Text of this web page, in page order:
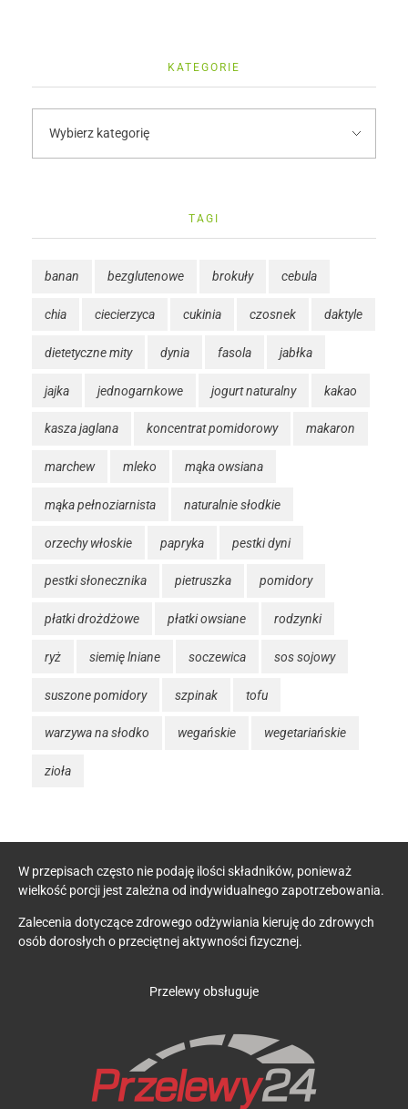
KATEGORIE
TAGI
banan bezglutenowe brokuły cebula
chia ciecierzyca cukinia czosnek daktyle
dietetyczne mity dynia fasola jabłka
jajka jednogarnkowe jogurt naturalny kakao
kasza jaglana koncentrat pomidorowy makaron
marchew mleko mąka owsiana
mąka pełnoziarnista naturalnie słodkie
orzechy włoskie papryka pestki dyni
pestki słonecznika pietruszka pomidory
płatki drożdżowe płatki owsiane rodzynki
ryż siemię lniane soczewica sos sojowy
suszone pomidory szpinak tofu
warzywa na słodko wegańskie wegetariańskie
zioła
W przepisach często nie podaję ilości składników, ponieważ
wielkość porcji jest zależna od indywidualnego zapotrzebowania.
Zalecenia dotyczące zdrowego odżywiania kieruję do zdrowych
osób dorosłych o przeciętnej aktywności fizycznej.
Przelewy obsługuje